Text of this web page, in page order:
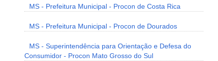
MS - Prefeitura Municipal - Procon de Costa Rica
MS - Prefeitura Municipal - Procon de Dourados
MS - Superintendência para Orientação e Defesa do
Consumidor - Procon Mato Grosso do Sul